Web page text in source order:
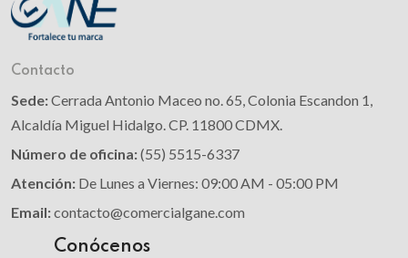
Contacto
Sede:Cerrada Antonio Maceo no. 65, Colonia Escandon 1,
Alcaldía Miguel Hidalgo. CP. 11800 CDMX.
Número de oficina:(55) 5515-6337
Atención: De Lunes a Viernes: 09:00 AM - 05:00 PM
Email:contacto@comercialgane.com
Conócenos